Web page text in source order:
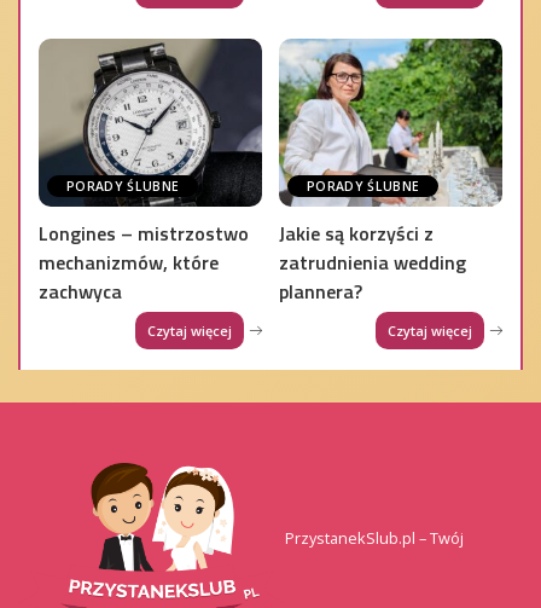
PORADY ŚLUBNE
Longines – mistrzostwo
mechanizmów, które
zachwyca
Czytaj więcej
PORADY ŚLUBNE
Jakie są korzyści z
zatrudnienia wedding
plannera?
Czytaj więcej
PrzystanekSlub.pl – Twój